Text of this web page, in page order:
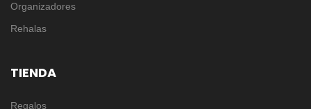
Organizadores
Rehalas
TIENDA
Regalos